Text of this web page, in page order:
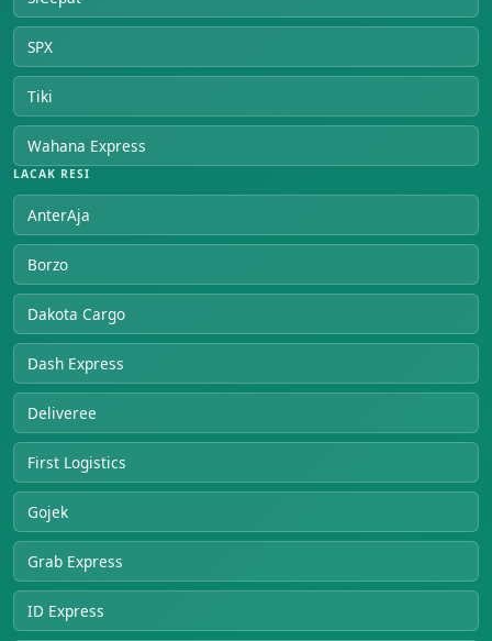
SPX
Tiki
Wahana Express
LACAK RESI
AnterAja
Borzo
Dakota Cargo
Dash Express
Deliveree
First Logistics
Gojek
Grab Express
ID Express